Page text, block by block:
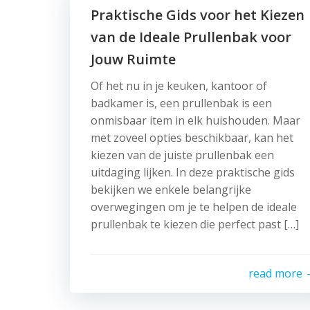
Praktische Gids voor het Kiezen
van de Ideale Prullenbak voor
Jouw Ruimte
Of het nu in je keuken, kantoor of
badkamer is, een prullenbak is een
onmisbaar item in elk huishouden. Maar
met zoveel opties beschikbaar, kan het
kiezen van de juiste prullenbak een
uitdaging lijken. In deze praktische gids
bekijken we enkele belangrijke
overwegingen om je te helpen de ideale
prullenbak te kiezen die perfect past […]
read more